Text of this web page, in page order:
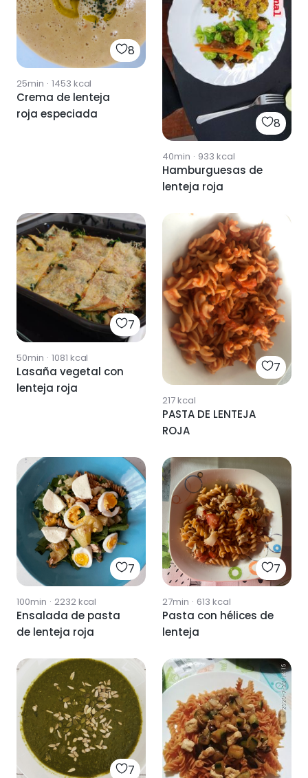
8
25min · 1453 kcal
Crema de lenteja
roja especiada
8
40min · 933 kcal
Hamburguesas de
lenteja roja
7
50min · 1081 kcal
Lasaña vegetal con
lenteja roja
7
217kcal
PASTA DE LENTEJA
ROJA
7
100min · 2232kcal
Ensalada de pasta
de lenteja roja
7
27min · 613 kcal
Pasta con hélices de
lenteja
7